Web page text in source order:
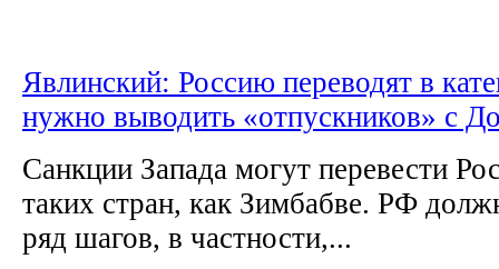
Явлинский: Россию переводят в
нужно выводить «отпускников» с
Санкции Запада могут перевести
таких стран, как Зимбабве. РФ
ряд шагов, в частности,...